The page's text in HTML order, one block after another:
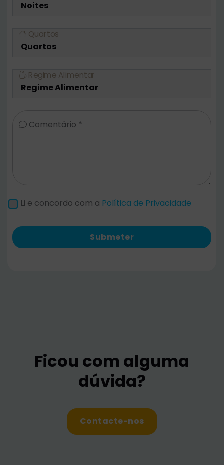
Quartos
Regime Alimentar
Comentário *
Li e concordo com a Política de Privacidade
Submeter
Ficou com alguma
dúvida?
Contacte-nos